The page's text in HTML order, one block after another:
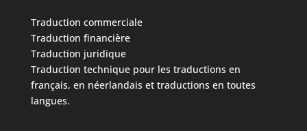
Traduction commerciale
Traduction financière
Traduction juridique
Traduction techniquepour les traductions en
français, en néerlandais et traductions en toutes
langues.